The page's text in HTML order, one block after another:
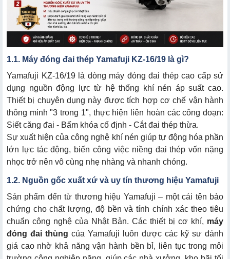
3.2. Lực siết lên tới 4500N
3.3. Tối ưu dây đai thép bản rộng 16 - 19mm
3.4. Kết cấu cơ khí chắc chắn, tuổi thọ bền bỉ
5.1. Sản phẩm chính hãng, chất lượng
5.2. Dịch vụ chăm sóc và hậu mãi toàn diện
5.3. Đa dạng hóa giải pháp thiết bị công nghiệp
1.1. Máy đóng đai thép Yamafuji KZ-16/19 là gì?
Yamafuji KZ-16/19 là dòng máy đóng đai thép cao cấp sử
dụng nguồn động lực từ hệ thống khí nén áp suất cao.
Thiết bị chuyên dụng này được tích hợp cơ chế vận hành
thông minh "3 trong 1", thực hiện liên hoàn các công đoạn:
Siết căng đai - Bấm khóa cố định - Cắt đai thép thừa.
Sự xuất hiện của công nghệ khí nén giúp tự động hóa phần
lớn lực tác động, biến công việc niềng đai thép vốn nặng
nhọc trở nên vô cùng nhẹ nhàng và nhanh chóng.
1.2. Nguồn gốc xuất xứ và uy tín thương hiệu Yamafuji
Sản phẩm đến từ thương hiệu Yamafuji – một cái tên bảo
chứng cho chất lượng, độ bền và tính chính xác theo tiêu
chuẩn công nghệ của Nhật Bản. Các thiết bị cơ khí, máy
đóng đai thùng của Yamafuji luôn được các kỹ sư đánh
giá cao nhờ khả năng vận hành bền bỉ, liên tục trong môi